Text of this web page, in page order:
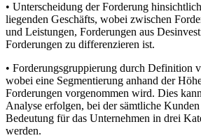
• Unterscheidung der Forderung
liegenden Geschäfts, wobei zwischen
und Leistungen, Forderungen aus
Forderungen zu differenzieren ist.
• Forderungsgruppierung durch Definition
wobei eine Segmentierung anhand der
Forderungen vorgenommen wird. Dies
Analyse erfolgen, bei der sämtliche
Bedeutung für das Unternehmen in drei
werden.